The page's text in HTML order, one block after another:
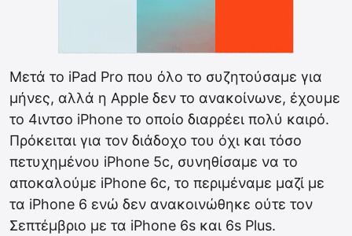
Μετά το iPad Pro που όλο το συζητούσαμε για
μήνες, αλλά η Apple δεν το ανακοίνωνε, έχουμε
το 4ιντσο iPhone το οποίο διαρρέει πολύ καιρό.
Πρόκειται για τον διάδοχο του όχι και τόσο
πετυχημένου iPhone 5c, συνηθίσαμε να το
αποκαλούμε iPhone 6c, το περιμέναμε μαζί με
τα iPhone 6 ενώ δεν ανακοινώθηκε ούτε τον
Σεπτέμβριο με τα iPhone 6s και 6s Plus.